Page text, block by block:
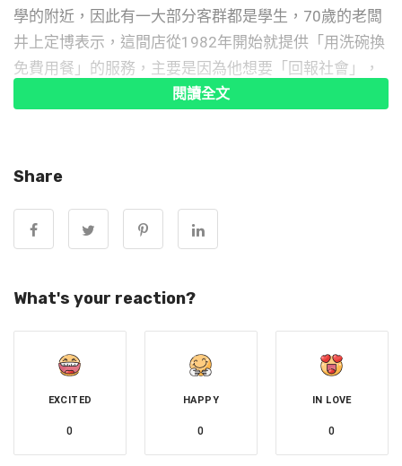
學的附近，因此有一大部分客群都是學生，70歲的老闆
井上定博表示，這間店從1982年開始就提供「用洗碗換
免費用餐」的服務，主要是因為他想要「回報社會」，
因為在他還年輕的時候，也曾有過因為沒有錢溫飽而受
閱讀全文
Share
What's your reaction?
EXCITED
0
HAPPY
0
IN LOVE
0